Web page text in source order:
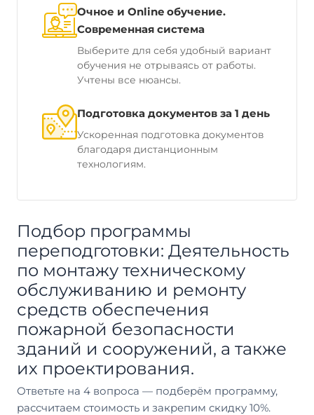
Очное и Online обучение.
Современная система
Выберите для себя удобный вариант
обучения не отрываясь от работы.
Учтены все нюансы.
Подготовка документов за 1 день
Ускоренная подготовка документов
благодаря дистанционным
технологиям.
Подбор программы
переподготовки: Деятельность
по монтажу техническому
обслуживанию и ремонту
средств обеспечения
пожарной безопасности
зданий и сооружений, а также
их проектирования.
Ответьте на 4 вопроса — подберём программу,
рассчитаем стоимость и закрепим скидку 10%.